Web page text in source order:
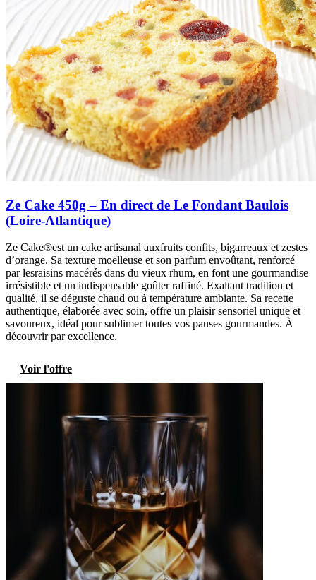
Ze Cake 450g – En direct de Le Fondant Baulois
(Loire-Atlantique)
Ze Cake®est un cake artisanal auxfruits confits, bigarreaux et zestes
d’orange. Sa texture moelleuse et son parfum envoûtant, renforcé
par lesraisins macérés dans du vieux rhum, en font une gourmandise
irrésistible et un indispensable goûter raffiné. Exaltant tradition et
qualité, il se déguste chaud ou à température ambiante. Sa recette
authentique, élaborée avec soin, offre un plaisir sensoriel unique et
savoureux, idéal pour sublimer toutes vos pauses gourmandes. À
découvrir par excellence.
Voir l'offre